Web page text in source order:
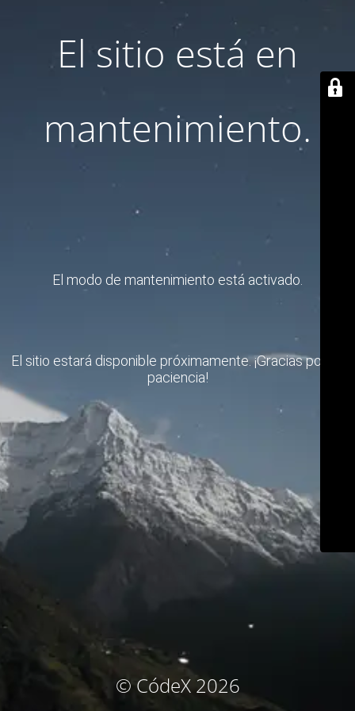
El sitio está en
mantenimiento.
El modo de mantenimiento está activado.
El sitio estará disponible próximamente. ¡Gracias por su
paciencia!
© CódeX 2026